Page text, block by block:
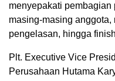
menyepakati
masing-masing
pengelasan, hingga
Plt. Executive Vice
Perusahaan Hutama